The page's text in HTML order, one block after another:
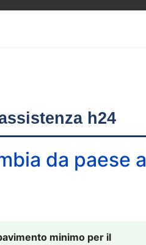
h24
da paese a
minimo per il